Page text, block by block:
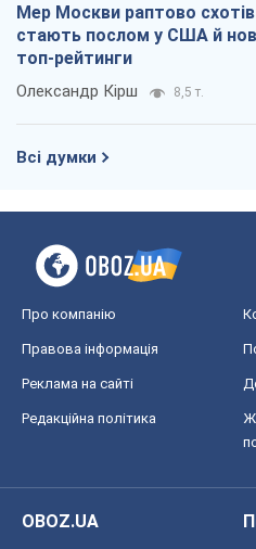
Мер Москви раптово
стають послом у США й нові
топ-рейтинги
Олександр Кірш 8,5 т.
Всі думки
Про компанію
Правова інформація
Реклама на сайті
Редакційна політика
OBOZ.UA